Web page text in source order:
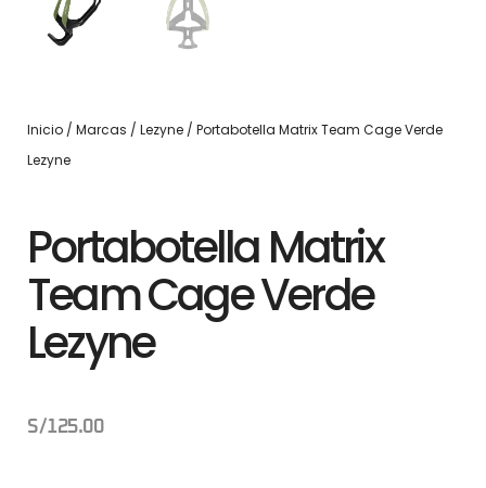
Inicio / Marcas / Lezyne / Portabotella Matrix Team Cage Verde
Lezyne
Portabotella Matrix
Team Cage Verde
Lezyne
S/125.00